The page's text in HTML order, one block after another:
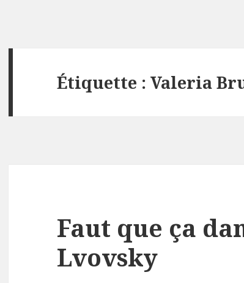
Étiquette :Valeria
Faut que ça
Lvovsky